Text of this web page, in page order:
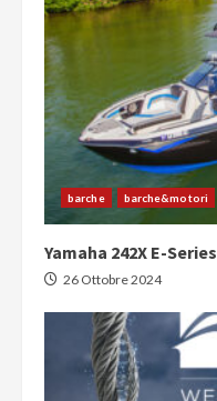
barche barche&motori
Yamaha 242X E-Series
26 Ottobre 2024